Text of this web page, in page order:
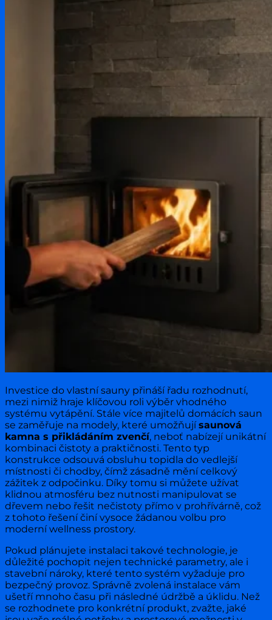
Investice do vlastní sauny přináší řadu rozhodnutí,
mezi nimiž hraje klíčovou roli výběr vhodného
systému vytápění. Stále více majitelů domácích saun
se zaměřuje na modely, které umožňujísaunová
kamna s přikládáním zvenčí, neboť nabízejí unikátní
kombinaci čistoty a praktičnosti. Tento typ
konstrukce odsouvá obsluhu topidla do vedlejší
místnosti či chodby, čímž zásadně mění celkový
zážitek z odpočinku. Díky tomu si můžete užívat
klidnou atmosféru bez nutnosti manipulovat se
dřevem nebo řešit nečistoty přímo v prohřívárně, což
z tohoto řešení činí vysoce žádanou volbu pro
moderní wellness prostory.
Pokud plánujete instalaci takové technologie, je
důležité pochopit nejen technické parametry, ale i
stavební nároky, které tento systém vyžaduje pro
bezpečný provoz. Správně zvolená instalace vám
ušetří mnoho času při následné údržbě a úklidu. Než
se rozhodnete pro konkrétní produkt, zvažte, jaké